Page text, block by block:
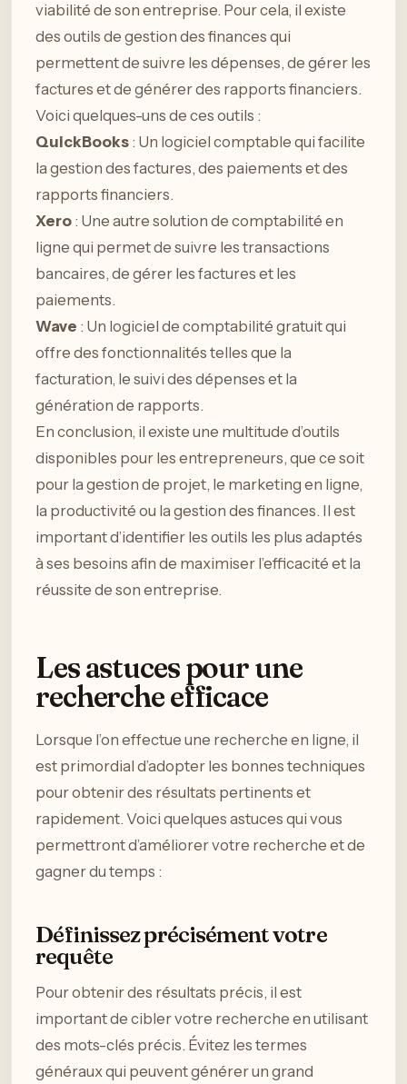
viabilité de son entreprise. Pour cela, il existe
des outils de gestion des finances qui
permettent de suivre les dépenses, de gérer les
factures et de générer des rapports financiers.
Voici quelques-uns de ces outils :
QuickBooks : Un logiciel comptable qui facilite
la gestion des factures, des paiements et des
rapports financiers.
Xero : Une autre solution de comptabilité en
ligne qui permet de suivre les transactions
bancaires, de gérer les factures et les
paiements.
Wave : Un logiciel de comptabilité gratuit qui
offre des fonctionnalités telles que la
facturation, le suivi des dépenses et la
génération de rapports.
En conclusion, il existe une multitude d’outils
disponibles pour les entrepreneurs, que ce soit
pour la gestion de projet, le marketing en ligne,
la productivité ou la gestion des finances. Il est
important d’identifier les outils les plus adaptés
à ses besoins afin de maximiser l’efficacité et la
réussite de son entreprise.
Les astuces pour une
recherche efficace
Lorsque l’on effectue une recherche en ligne, il
est primordial d’adopter les bonnes techniques
pour obtenir des résultats pertinents et
rapidement. Voici quelques astuces qui vous
permettront d’améliorer votre recherche et de
gagner du temps :
Définissez précisément votre
requête
Pour obtenir des résultats précis, il est
important de cibler votre recherche en utilisant
des mots-clés précis. Évitez les termes
généraux qui peuvent générer un grand